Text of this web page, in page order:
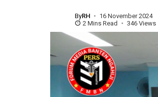
ByRH
16 November 2024
2 Mins Read
346 Views